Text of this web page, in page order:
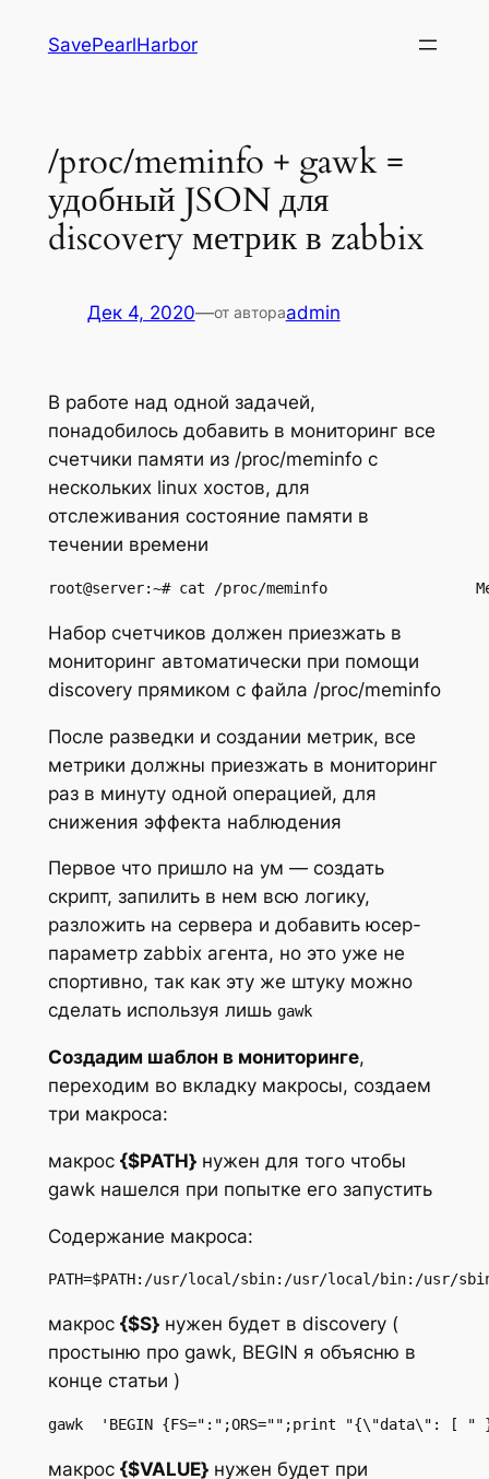
SavePearlHarbor
/proc/meminfo + gawk =
удобный JSON для
discovery метрик в zabbix
Дек 4, 2020—от автораadmin
В работе над одной задачей,
понадобилось добавить в мониторинг все
счетчики памяти из /proc/meminfo с
нескольких linux хостов, для
отслеживания состояние памяти в
течении времени
root@server:~# cat /proc/meminfo
Набор счетчиков должен приезжать в
мониторинг автоматически при помощи
discovery прямиком с файла /proc/meminfo
После разведки и создании метрик, все
метрики должны приезжать в мониторинг
раз в минуту одной операцией, для
снижения эффекта наблюдения
Первое что пришло на ум — создать
скрипт, запилить в нем всю логику,
разложить на сервера и добавить юсер-
параметр zabbix агента, но это уже не
спортивно, так как эту же штуку можно
сделать используя лишь gawk
Создадим шаблон в мониторинге,
переходим во вкладку макросы, создаем
три макроса:
макрос {$PATH}нужен для того чтобы
gawk нашелся при попытке его запустить
Содержание макроса:
PATH=$PATH:/usr/local/sbin:/usr/local/bin:/usr/
макрос {$S}нужен будет в discovery (
простыню про gawk, BEGIN я объясню в
конце статьи )
gawk  'BEGIN {FS=":";ORS="";print "{\"data\": [
макрос {$VALUE}нужен будет при